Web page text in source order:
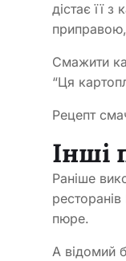
дістає її
Смажити
“Ця
Рецепт
Інші
Раніше
пюре.
А відомий